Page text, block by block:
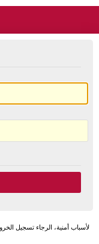
لأسباب أمنية، الرجاء تسجيل